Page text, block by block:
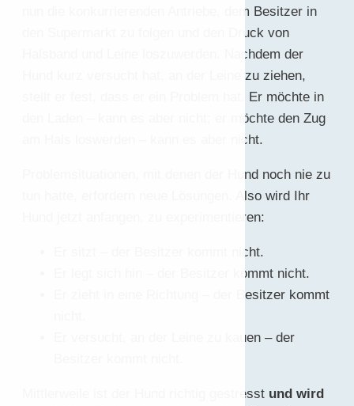
nun die konkurrierenden Antriebe, dem Besitzer in
den Supermarkt zu folgen und den Druck von
Halsband und Leine loszuwerden. Nachdem der
Hund kurz versucht hat, an der Leine zu ziehen,
stellt er fest, dass er ein Problem hat. Er möchte in
den Laden – kann es aber nicht; er möchte den Zug
am Hals loswerden – kann es aber nicht.
Problemsituationen, mit denen der Hund noch nie zu
tun hatte, erfordern neue Lösungen. Also wird Ihr
Hund jetzt anfangen, zu experimentieren:
Er sitzt – der Besitzer kommt nicht.
Er legt sich hin – der Besitzer kommt nicht.
Er zieht in eine Richtung – der Besitzer kommt
Er versucht, an der Leine zu kauen – der
Mittlerweile ist der Hund richtig gestresst und wird